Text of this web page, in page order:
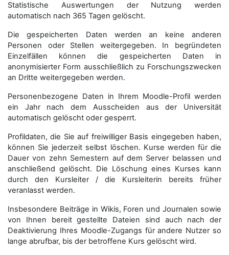
Statistische Auswertungen der Nutzung werden
automatisch nach 365 Tagen gelöscht.
Die gespeicherten Daten werden an keine anderen
Personen oder Stellen weitergegeben. In begründeten
Einzelfällen können die gespeicherten Daten in
anonymisierter Form aus­schließ­lich zu Forschungszwecken
an Dritte weitergegeben werden.
Personenbezogene Daten in Ihrem Moodle-Profil werden
ein Jahr nach dem Ausscheiden aus der Universität
automatisch gelöscht oder gesperrt.
Profildaten, die Sie auf freiwilliger Basis eingegeben haben,
können Sie jederzeit selbst löschen. Kurse werden für die
Dauer von zehn Semestern auf dem Server belassen und
anschließend gelöscht. Die Löschung eines Kurses kann
durch den Kursleiter / die Kursleiterin bereits früher
veranlasst werden.
Insbesondere Beiträge in Wikis, Foren und Journalen sowie
von Ihnen bereit gestellte Dateien sind auch nach der
Deaktivierung Ihres Moodle-Zugangs für andere Nutzer so
lange abrufbar, bis der betroffene Kurs gelöscht wird.